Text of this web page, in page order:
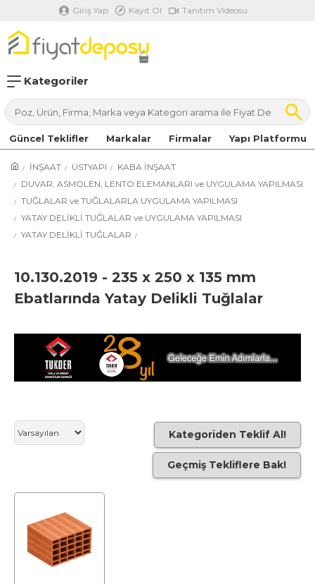
Giriş Yap Kayıt Ol Tanıtım Videosu
Kategoriler
Güncel Teklifler Markalar Firmalar Yapı Platformu
İNŞAAT ÜSTYAPI
KABA İNŞAAT
DUVAR, ASMOLEN, LENTO ELEMANLARI ve UYGULAMA YAPILMASI
TUĞLALAR ve TUĞLALARLA UYGULAMA YAPILMASI
YATAY DELİKLİ TUĞLALAR ve UYGULAMA YAPILMASI
YATAY DELİKLİ TUĞLALAR
10.130.2019 - 235 x 250 x 135 mm
Ebatlarında Yatay Delikli Tuğlalar
Kategoriden Teklif Al!
Geçmiş Tekliflere Bak!